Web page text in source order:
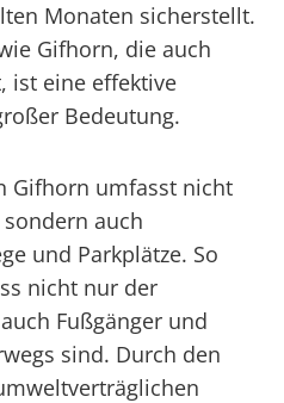
Monaten sicherstellt.
Gifhorn, die auch
ist eine effektive
Bedeutung.
Gifhorn umfasst nicht
auch
und Parkplätze. So
nicht nur der
Fußgänger und
sind. Durch den